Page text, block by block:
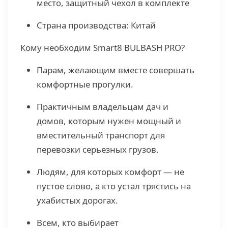
место, защитный чехол в комплекте
Страна производства: Китай
Кому необходим Smart8 BULBASH PRO?
Парам, желающим вместе совершать
комфортные прогулки.
Практичным владельцам дач и
домов, которым нужен мощный и
вместительный транспорт для
перевозки серьезных грузов.
Людям, для которых комфорт — не
пустое слово, а кто устал трястись на
ухабистых дорогах.
Всем, кто выбирает